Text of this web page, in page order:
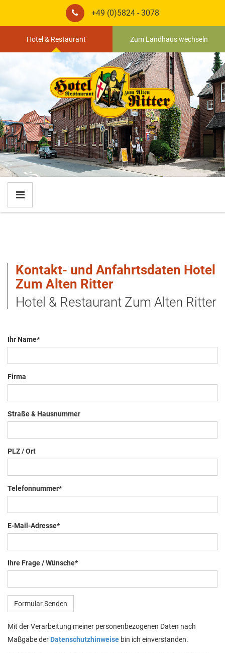
+49 (0)5824 - 3078
Hotel & Restaurant Zum Landhaus wechseln
Kontakt- und Anfahrtsdaten Hotel
Zum Alten Ritter
Hotel & Restaurant Zum Alten Ritter
Ihr Name*
Firma
Straße & Hausnummer
PLZ / Ort
Telefonnummer*
E-Mail-Adresse*
Ihre Frage / Wünsche*
Formular Senden
Mit der Verarbeitung meiner personenbezogenen Daten nach
Maßgabe der Datenschutzhinweise bin ich einverstanden.